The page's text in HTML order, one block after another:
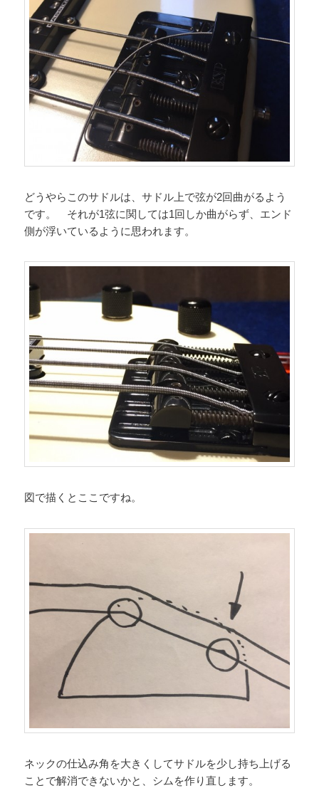
どうやらこのサドルは、サドル上で弦が2回曲がるよう
です。 それが1弦に関しては1回しか曲がらず、エンド
側が浮いているように思われます。
図で描くとここですね。
ネックの仕込み角を大きくしてサドルを少し持ち上げる
ことで解消できないかと、シムを作り直します。